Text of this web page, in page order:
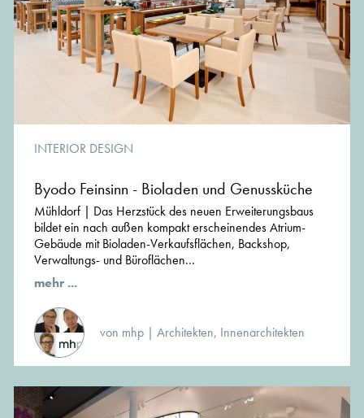
INTERIOR DESIGN
Byodo Feinsinn - Bioladen und Genussküche
Mühldorf | Das Herzstück des neuen Erweiterungsbaus
bildet ein nach außen kompakt erscheinendes Atrium-
Gebäude mit Bioladen-Verkaufsflächen, Backshop,
Verwaltungs- und Büroflächen...
mehr ...
von mhp | Architekten, Innenarchitekten